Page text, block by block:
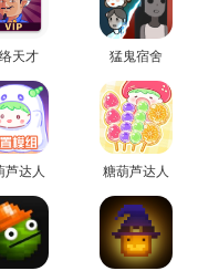
天才
下
卓中文
版
猛鬼宿舍
mod菜单功
能(主播同款
游戏)
芦达人
游戏
下载
糖葫芦达人
无广告全解
锁游戏
(Tanghulu
Master)官方